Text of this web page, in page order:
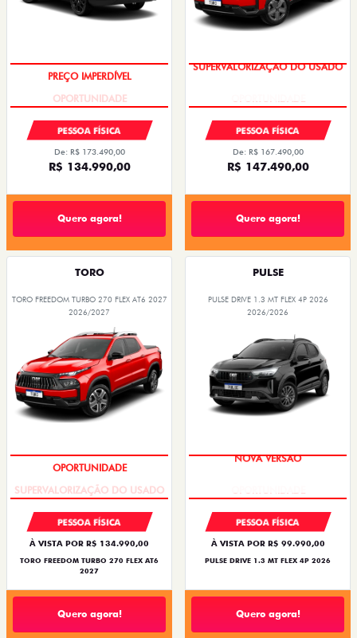
PREÇO IMPERDÍVEL
PESSOA FÍSICA
De: R$ 173.490,00
R$ 134.990,00
Quero agora!
SUPERVALORIZAÇÃO DO USADO
PESSOA FÍSICA
De: R$ 167.490,00
R$ 147.490,00
Quero agora!
TORO
TORO FREEDOM TURBO 270 FLEX AT6 2027
2026/2027
OPORTUNIDADE
PESSOA FÍSICA
À VISTA POR R$ 134.990,00
TORO FREEDOM TURBO 270 FLEX AT6
2027
Quero agora!
PULSE
PULSE DRIVE 1.3 MT FLEX 4P 2026
2026/2026
NOVA VERSÃO
PESSOA FÍSICA
À VISTA POR R$ 99.990,00
PULSE DRIVE 1.3 MT FLEX 4P 2026
Quero agora!